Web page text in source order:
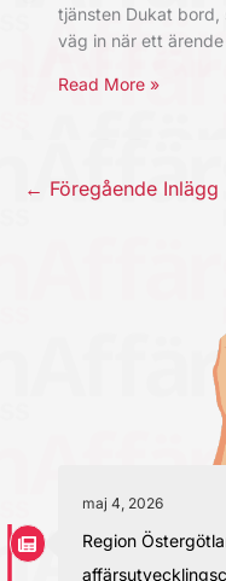
tjänsten Dukat bord,
väg in när ett
Read More »
← Föregående Inlägg
maj 4, 2026
Region